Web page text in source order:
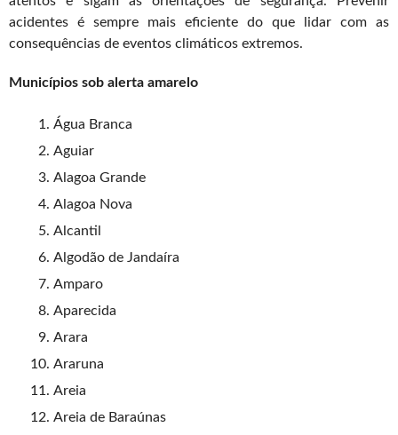
acidentes é sempre mais eficiente do que lidar com as
consequências de eventos climáticos extremos.
Municípios sob alerta amarelo
Água Branca
Aguiar
Alagoa Grande
Alagoa Nova
Alcantil
Algodão de Jandaíra
Amparo
Aparecida
Arara
Araruna
Areia
Areia de Baraúnas